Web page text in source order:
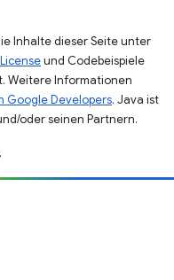
Inhalte dieser Seite unter
und Codebeispiele
Weitere Informationen
Google Developers. Java ist
oder seinen Partnern.